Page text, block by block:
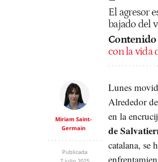
El agresor
bajado del
con la vida
Miriam Saint-
Germain
Publicada
Lunes
Alrededor
en la
de
catalana, se